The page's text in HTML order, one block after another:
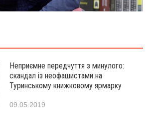
Неприємне передчуття з минулого:
скандал із неофашистами на
Туринському книжковому ярмарку
09.05.2019